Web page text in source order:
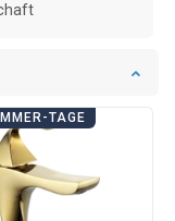
TAGE